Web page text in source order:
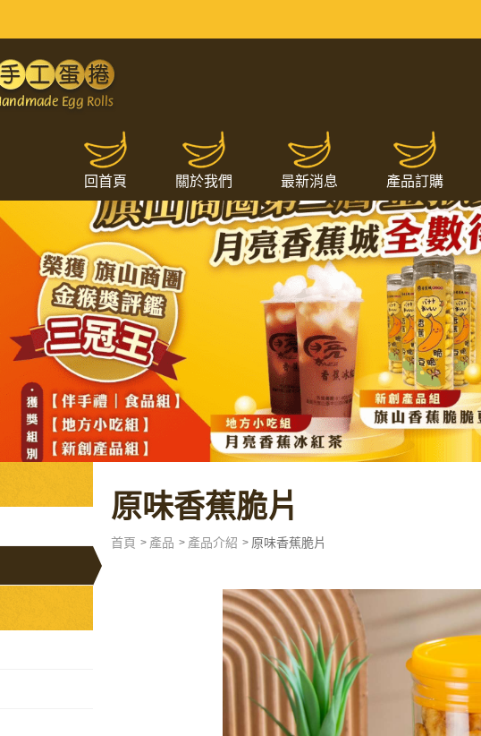
回首頁 關於我們 最新消息 產品訂購
原味香蕉脆片
首頁 產品 產品介紹 原味香蕉脆片